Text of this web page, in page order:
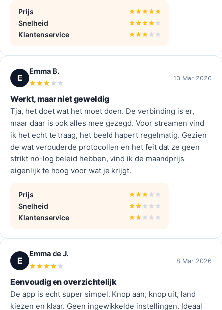
Prijs
Snelheid
Klantenservice
E
Emma B.
13 Mar 2026
Werkt, maar niet geweldig
Tja, het doet wat het moet doen. De verbinding is er,
maar daar is ook alles mee gezegd. Voor streamen vind
ik het echt te traag, het beeld hapert regelmatig. Gezien
de wat verouderde protocollen en het feit dat ze geen
strikt no-log beleid hebben, vind ik de maandprijs
eigenlijk te hoog voor wat je krijgt.
Prijs
Snelheid
Klantenservice
E
Emma de J.
8 Mar 2026
Eenvoudig en overzichtelijk
De app is echt super simpel. Knop aan, knop uit, land
kiezen en klaar. Geen ingewikkelde instellingen. Ideaal